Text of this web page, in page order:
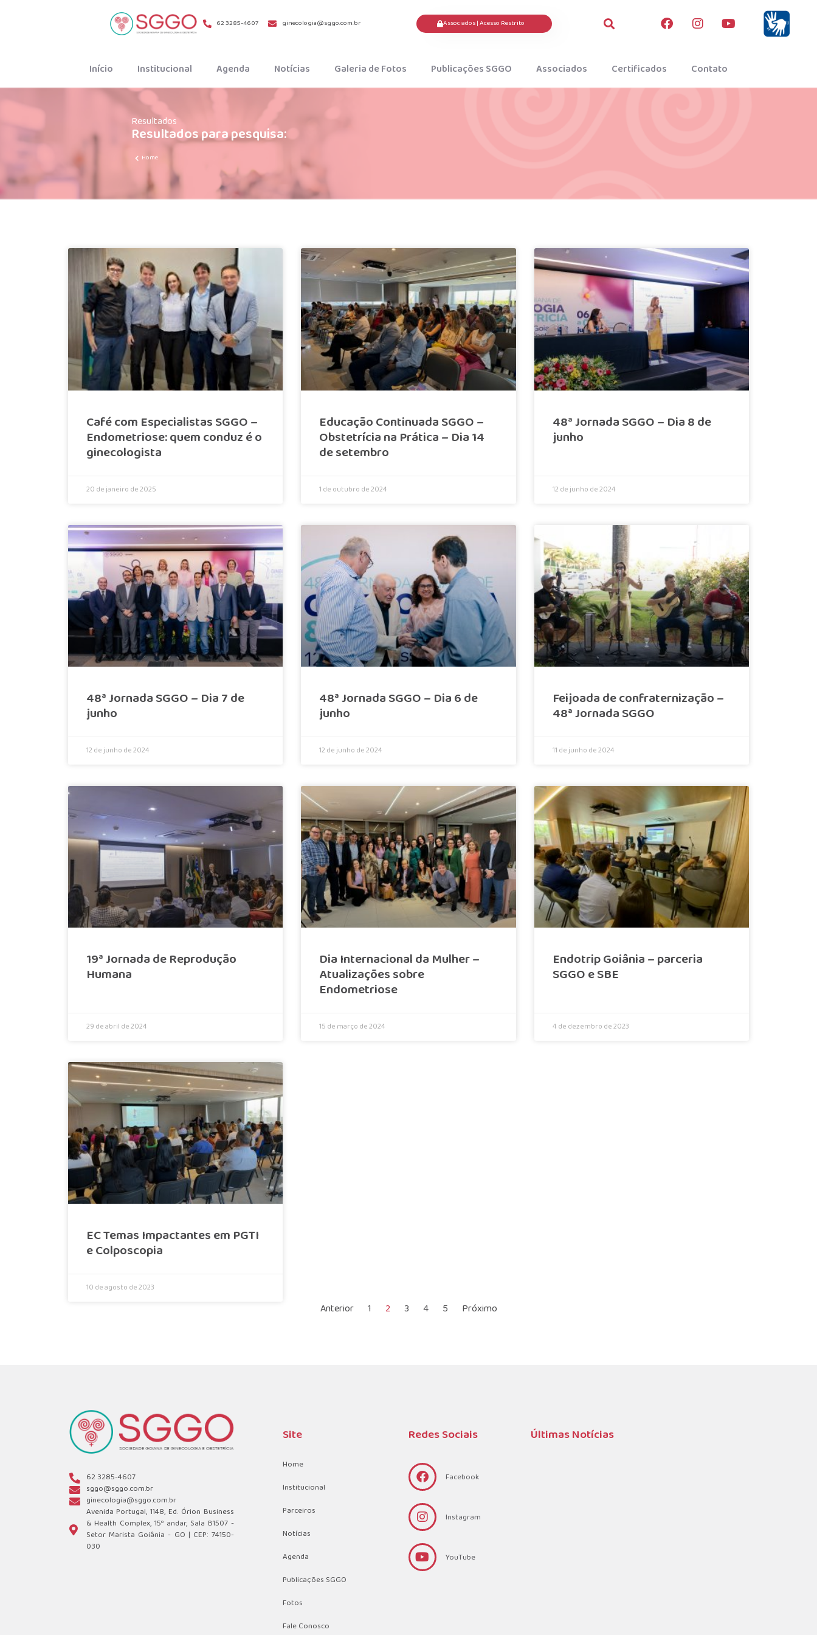
62 3285-4607 ginecologia@sggo.com.br Associados | Acesso Restrito
Início Institucional Agenda Notícias Galeria de Fotos Publicações SGGO Associados Certificados Contato
Resultados
Resultados para pesquisa:
Home
Café com Especialistas SGGO –
Endometriose: quem conduz é o
ginecologista
20 de janeiro de 2025
Educação Continuada SGGO –
Obstetrícia na Prática – Dia 14
de setembro
1 de outubro de 2024
48ª Jornada SGGO – Dia 8 de
junho
12 de junho de 2024
48ª Jornada SGGO – Dia 7 de
junho
12 de junho de 2024
48ª Jornada SGGO – Dia 6 de
junho
12 de junho de 2024
Feijoada de confraternização –
48ª Jornada SGGO
11 de junho de 2024
19ª Jornada de Reprodução
Humana
29 de abril de 2024
Dia Internacional da Mulher –
Atualizações sobre
Endometriose
15 de março de 2024
Endotrip Goiânia – parceria
SGGO e SBE
4 de dezembro de 2023
EC Temas Impactantes em PGTI
e Colposcopia
10 de agosto de 2023
Anterior 1 2 3 4 5 Próximo
62 3285-4607
sggo@sggo.com.br
ginecologia@sggo.com.br
Avenida Portugal, 1148, Ed. Órion Business
& Health Complex, 15º andar, Sala B1507 -
Setor Marista Goiânia - GO | CEP: 74150-
030
Site
Home
Institucional
Parceiros
Notícias
Agenda
Publicações SGGO
Fotos
Fale Conosco
Redes Sociais
Facebook
Instagram
YouTube
Últimas Notícias